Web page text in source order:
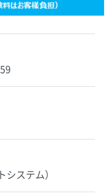
ステム）